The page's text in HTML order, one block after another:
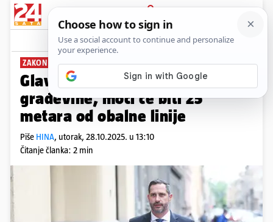
PRIJAVA
News Komentari
ZAKON O PROSTORNOM UREĐENJU
Glavina: Mobilne kućice nisu
građevine, moći će biti 25
metara od obalne linije
Piše HINA, utorak, 28.10.2025. u 13:10
Čitanje članka: 2 min